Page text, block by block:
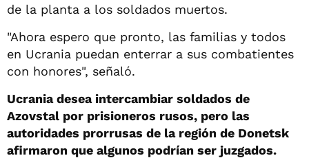
de la planta a los soldados muertos.
"Ahora espero que pronto, las familias y todos
en Ucrania puedan enterrar a sus combatientes
con honores", señaló.
Ucrania desea intercambiar soldados de
Azovstal por prisioneros rusos, pero las
autoridades prorrusas de la región de Donetsk
afirmaron que algunos podrían ser juzgados.